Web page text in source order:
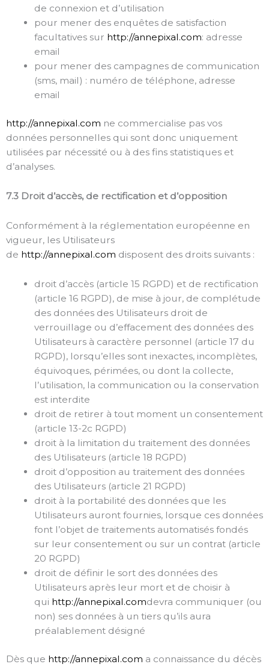
de connexion et d’utilisation
pour mener des enquêtes de satisfaction
facultatives sur http://annepixal.com: adresse
email
pour mener des campagnes de communication
(sms, mail) : numéro de téléphone, adresse
email
http://annepixal.com ne commercialise pas vos
données personnelles qui sont donc uniquement
utilisées par nécessité ou à des fins statistiques et
d’analyses.
7.3 Droit d’accès, de rectification et d’opposition
Conformément à la réglementation européenne en
vigueur, les Utilisateurs
de http://annepixal.com disposent des droits suivants :
droit d’accès (article 15 RGPD) et de rectification
(article 16 RGPD), de mise à jour, de complétude
des données des Utilisateurs droit de
verrouillage ou d’effacement des données des
Utilisateurs à caractère personnel (article 17 du
RGPD), lorsqu’elles sont inexactes, incomplètes,
équivoques, périmées, ou dont la collecte,
l’utilisation, la communication ou la conservation
est interdite
droit de retirer à tout moment un consentement
(article 13-2c RGPD)
droit à la limitation du traitement des données
des Utilisateurs (article 18 RGPD)
droit d’opposition au traitement des données
des Utilisateurs (article 21 RGPD)
droit à la portabilité des données que les
Utilisateurs auront fournies, lorsque ces données
font l’objet de traitements automatisés fondés
sur leur consentement ou sur un contrat (article
20 RGPD)
droit de définir le sort des données des
Utilisateurs après leur mort et de choisir à
qui http://annepixal.comdevra communiquer (ou
non) ses données à un tiers qu’ils aura
préalablement désigné
Dès que http://annepixal.com a connaissance du décès